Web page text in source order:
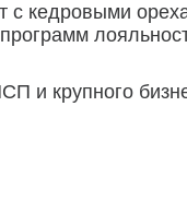
с кедровыми
и крупного